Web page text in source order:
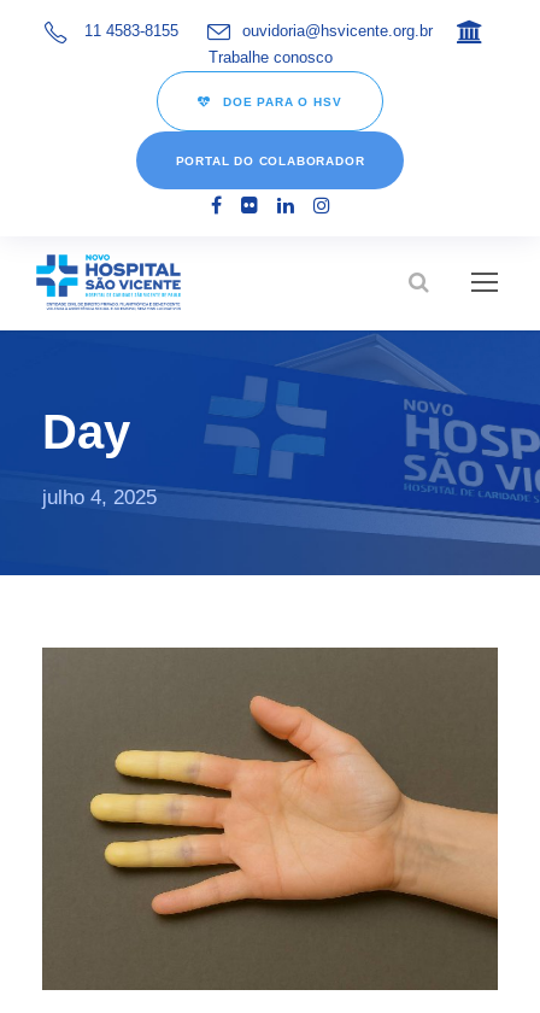
11 4583-8155
ouvidoria@hsvicente.org.br
Trabalhe conosco
DOE PARA O HSV
PORTAL DO COLABORADOR
Day
julho 4, 2025